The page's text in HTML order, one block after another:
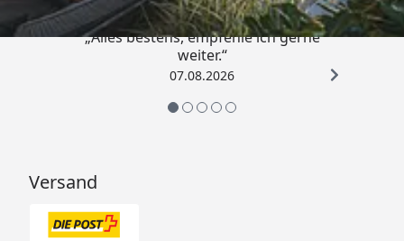
„Alles bestens, empfehle ich gerne
weiter.“
07.08.2026
Versand